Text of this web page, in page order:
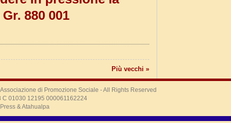
880 001
Più vecchi »
di Promozione Sociale - All Rights Reserved
C 01030 12195 000061162224
&Atahualpa